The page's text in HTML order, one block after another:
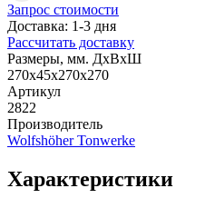
Запрос стоимости
Доставка: 1-3 дня
Рассчитать доставку
Размеры, мм. ДхВхШ
270х45х270х270
Артикул
2822
Производитель
Wolfshöher Tonwerke
Характеристики